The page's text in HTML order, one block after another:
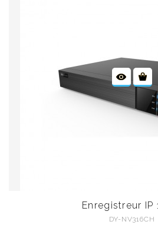
Enregistreur IP
DY-NV316CH